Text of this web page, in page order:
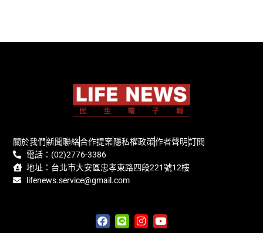
關於我們新聞聯絡合作提案隱私權政策作者聲明訂閱
電話：(02)2776-3386
地址：台北市大安區忠孝東路四段221號12樓
lifenews.service@gmail.com